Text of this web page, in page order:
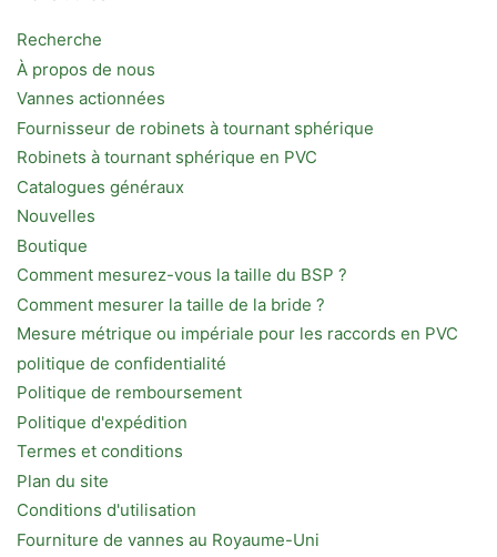
Recherche
À propos de nous
Vannes actionnées
Fournisseur de robinets à tournant sphérique
Robinets à tournant sphérique en PVC
Catalogues généraux
Nouvelles
Boutique
Comment mesurez-vous la taille du BSP ?
Comment mesurer la taille de la bride ?
Mesure métrique ou impériale pour les raccords en PVC
politique de confidentialité
Politique de remboursement
Politique d'expédition
Termes et conditions
Plan du site
Conditions d'utilisation
Fourniture de vannes au Royaume-Uni